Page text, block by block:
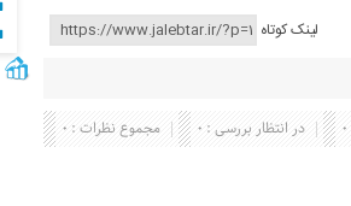
لینک کوتاه
مجموع نظرات : 0 در انتظار بررسی : 0